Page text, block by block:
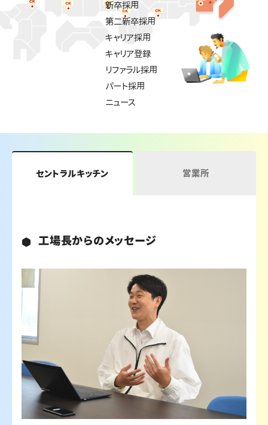
新卒採用
第二新卒採用
キャリア採用
キャリア登録
リファラル採用
パート採用
ニュース
セントラルキッチン 営業所
工場長からのメッセージ